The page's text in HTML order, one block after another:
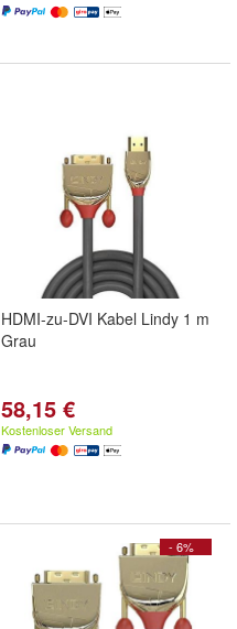
HDMI-zu-DVI Kabel Lindy 1 m
Grau
58,15 €
Kostenloser Versand
- 6%